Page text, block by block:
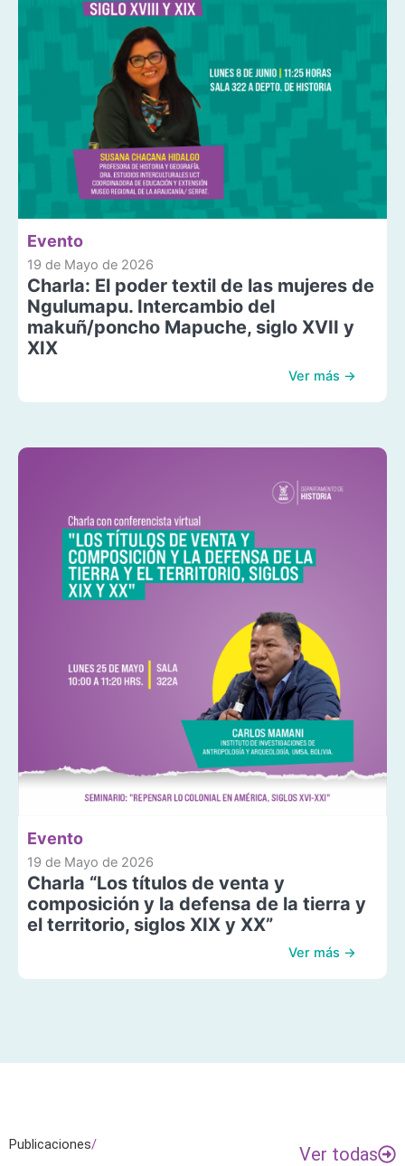
Evento
19 de Mayo de 2026
Charla: El poder textil de las mujeres de
Ngulumapu. Intercambio del
makuñ/poncho Mapuche, siglo XVII y
XIX
Ver más →
Evento
19 de Mayo de 2026
Charla “Los títulos de venta y
composición y la defensa de la tierra y
el territorio, siglos XIX y XX”
Ver más →
Publicaciones/ Ver todas